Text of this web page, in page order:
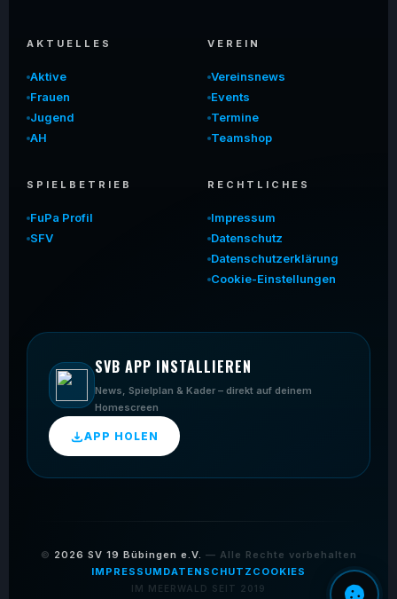
AKTUELLES
Aktive
Frauen
Jugend
AH
VEREIN
Vereinsnews
Events
Termine
Teamshop
SPIELBETRIEB
FuPa Profil
SFV
RECHTLICHES
Impressum
Datenschutz
Datenschutzerklärung
Cookie-Einstellungen
SVB APP INSTALLIEREN
News, Spielplan & Kader – direkt auf deinem
Homescreen
APP HOLEN
© 2026 SV 19 Bübingen e.V. — Alle Rechte vorbehalten
IMPRESSUM DATENSCHUTZ COOKIES
IM MEERWALD SEIT 2019